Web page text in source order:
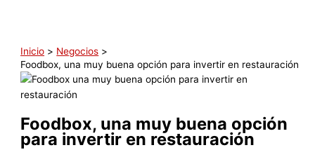
Inicio
Negocios
Foodbox, una muy buena opción para invertir en restauración
Foodbox, una muy buena opción
para invertir en restauración